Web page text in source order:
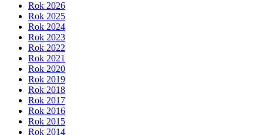
Rok 2026
Rok 2025
Rok 2024
Rok 2023
Rok 2022
Rok 2021
Rok 2020
Rok 2019
Rok 2018
Rok 2017
Rok 2016
Rok 2015
Rok 2014